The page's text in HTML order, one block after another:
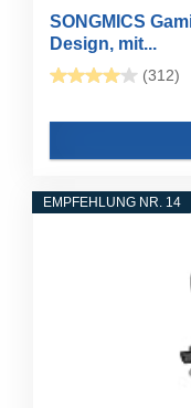
SONGMICS
Design, mit...
(312)
EMPFEHLUNG NR. 14